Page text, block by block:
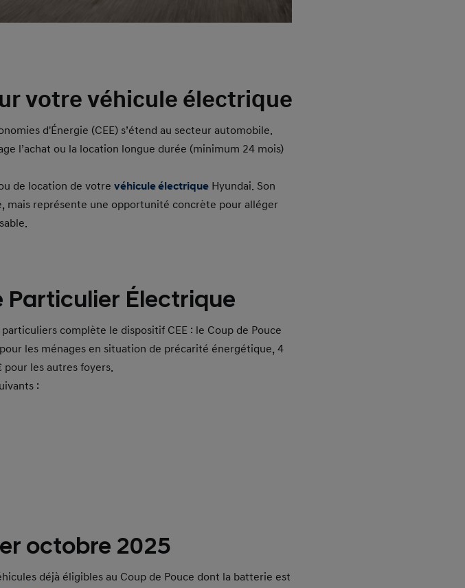
votre véhicule électrique
d'Énergie (CEE) s’étend au secteur automobile.
l’achat ou la location longue durée (minimum 24 mois)
de location de votre véhicule électriqueHyundai. Son
mais représente une opportunité concrète pour alléger
Particulier Électrique
complète le dispositif CEE : le Coup de Pouce
les ménages en situation de précarité énergétique, 4
les autres foyers.
:
octobre 2025
déjà éligibles au Coup de Pouce dont la batterie est